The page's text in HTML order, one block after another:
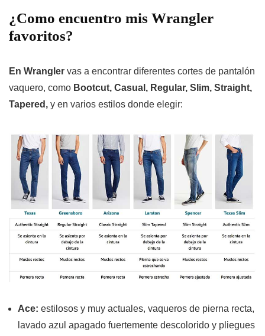
¿Como encuentro mis Wrangler
favoritos?
En Wrangler vas a encontrar diferentes cortes de pantalón
vaquero, como Bootcut, Casual, Regular, Slim, Straight,
Tapered, y en varios estilos donde elegir:
Ace: estilosos y muy actuales, vaqueros de pierna recta,
lavado azul apagado fuertemente descolorido y pliegues